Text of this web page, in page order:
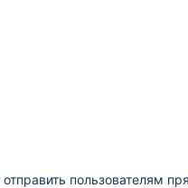
пользователям